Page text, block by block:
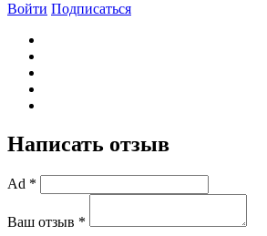
Войти Подписаться
Написать отзыв
Ad *
Ваш отзыв *